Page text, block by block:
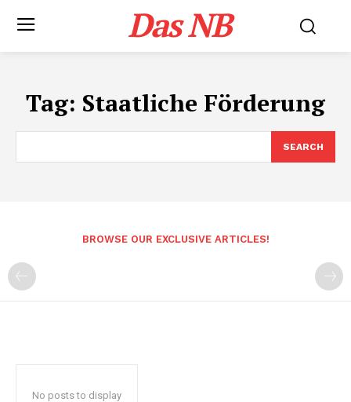
Das NB
Tag: Staatliche Förderung
SEARCH
BROWSE OUR EXCLUSIVE ARTICLES!
No posts to display